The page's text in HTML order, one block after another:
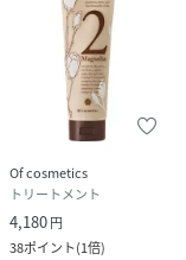
性別タイプ
原産国
サイズ
品番
Of cosmetics
トリートメント
4,180円
38ポイント(1倍)